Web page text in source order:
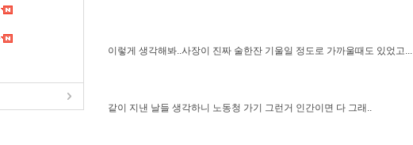
이렇게 생각해봐..사장이 진짜 술한잔 기울일 정도로 가까울때도 있었고...
같이 지낸 날들 생각하니 노동청 가기 그런거 인간이면 다 그래..